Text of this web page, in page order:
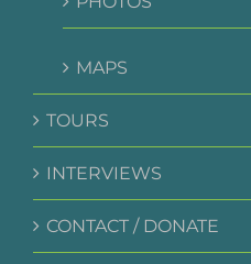
MAPS
TOURS
INTERVIEWS
CONTACT / DONATE